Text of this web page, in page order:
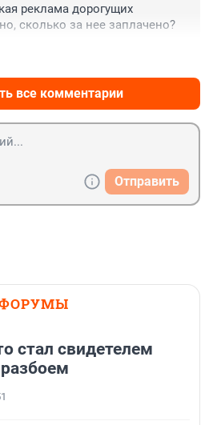
реклама дорогущих
сколько за нее заплачено?
все комментарии
Отправить
стал свидетелем